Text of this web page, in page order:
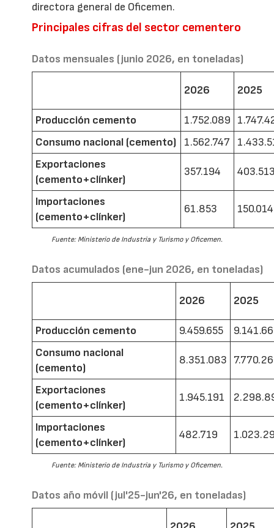
directora general de Oficemen.
Principales cifras del sector cementero
Datos mensuales (junio 2026, en toneladas)
2026 2025
Producción cemento 1.752.089
Consumo nacional (cemento)
1.562.747
Exportaciones
(cemento+clínker)
357.194
Importaciones
(cemento+clínker)
61.853 150.014
Fuente: Ministerio de Industria y Turismo y Oficemen.
Datos acumulados (ene-jun 2026, en toneladas)
2026 2025
Producción cemento 9.459.655
Consumo nacional
(cemento)
8.351.083
Exportaciones
(cemento+clínker)
1.945.191
Importaciones
(cemento+clínker)
482.719
Fuente: Ministerio de Industria y Turismo y Oficemen.
Datos año móvil (jul'25-jun'26, en toneladas)